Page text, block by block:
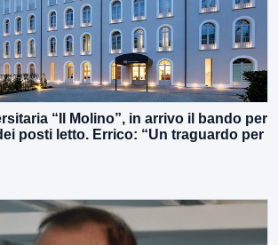
“Il Molino”, in arrivo il bando per
posti letto. Errico: “Un traguardo per